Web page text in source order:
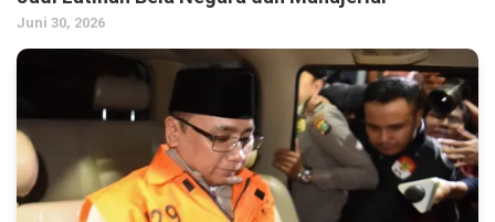
Juni 30, 2026